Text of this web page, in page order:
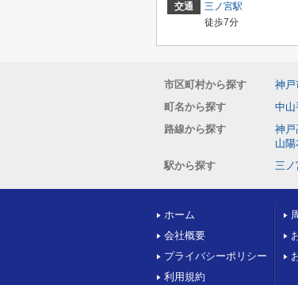
交通
三ノ宮駅
徒歩7分
市区町村から探す 神戸
町名から探す
中山
路線から探す
神戸
山陽
駅から探す
三ノ
ホーム
会社概要
プライバシーポリシー
利用規約